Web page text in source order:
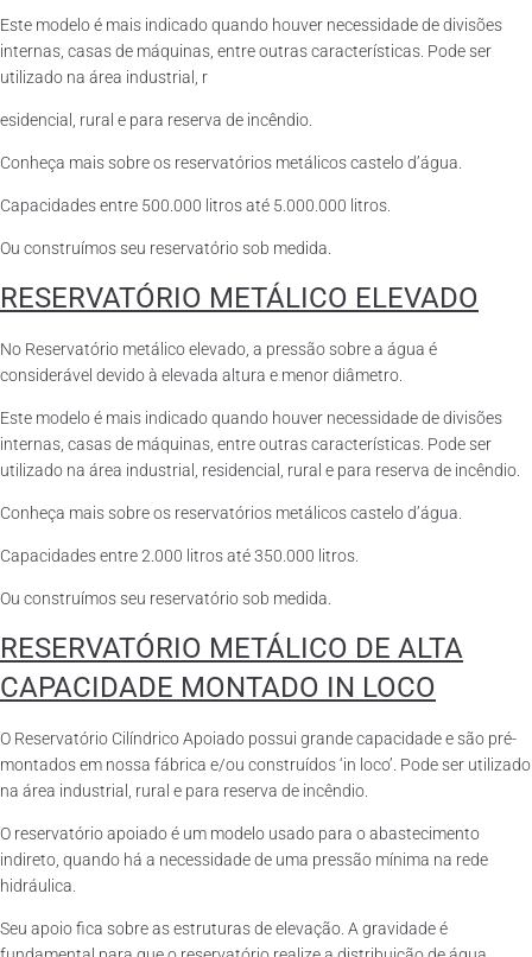
Este modelo é mais indicado quando houver necessidade de divisões
internas, casas de máquinas, entre outras características. Pode ser
utilizado na área industrial, r
esidencial, rural e para reserva de incêndio.
Conheça mais sobre os reservatórios metálicos castelo d’água.
Capacidades entre 500.000 litros até 5.000.000 litros.
Ou construímos seu reservatório sob medida.
RESERVATÓRIO METÁLICO ELEVADO
No Reservatório metálico elevado, a pressão sobre a água é
considerável devido à elevada altura e menor diâmetro.
Este modelo é mais indicado quando houver necessidade de divisões
internas, casas de máquinas, entre outras características. Pode ser
utilizado na área industrial, residencial, rural e para reserva de incêndio.
Conheça mais sobre os reservatórios metálicos castelo d’água.
Capacidades entre 2.000 litros até 350.000 litros.
Ou construímos seu reservatório sob medida.
RESERVATÓRIO METÁLICO DE ALTA
CAPACIDADE MONTADO IN LOCO
O Reservatório Cilíndrico Apoiado possui grande capacidade e são pré-
montados em nossa fábrica e/ou construídos ‘in loco’. Pode ser utilizado
na área industrial, rural e para reserva de incêndio.
O reservatório apoiado é um modelo usado para o abastecimento
indireto, quando há a necessidade de uma pressão mínima na rede
hidráulica.
Seu apoio fica sobre as estruturas de elevação. A gravidade é